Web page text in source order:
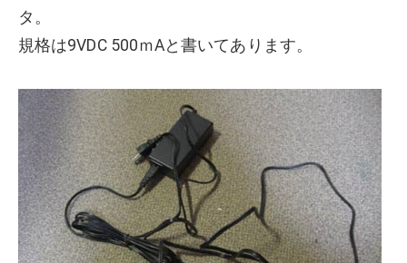
タ。
規格は9VDC 500ｍAと書いてあります。